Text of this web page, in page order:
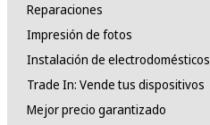
Reparaciones
Impresión de fotos
Instalación de electrodomésticos
Trade In: Vende tus dispositivos
Mejor precio garantizado